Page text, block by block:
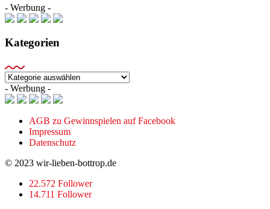
- Werbung -
Kategorien
Kategorien
- Werbung -
AGB zu Gewinnspielen auf Facebook
Impressum
Datenschutz
© 2023 wir-lieben-bottrop.de
22.572 Follower
14.711 Follower